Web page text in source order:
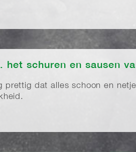
schuren en sausen
dat alles schoon en